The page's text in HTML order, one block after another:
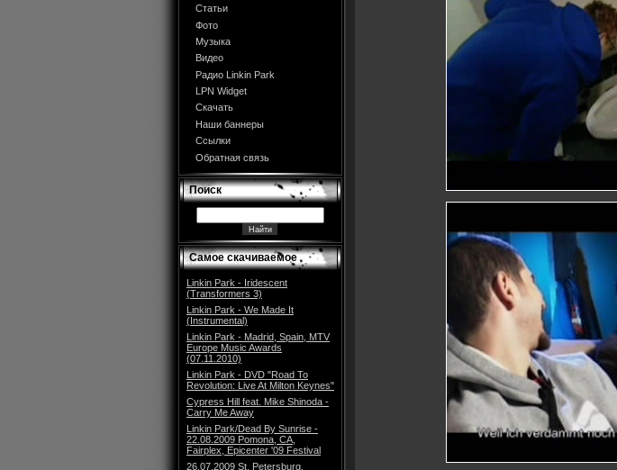
Статьи
Фото
Музыка
Видео
Радио Linkin Park
LPN Widget
Скачать
Наши баннеры
Ссылки
Обратная связь
Поиск
Самое скачиваемое
Linkin Park - Iridescent
(Transformers 3)
Linkin Park - We Made It
(Instrumental)
Linkin Park - Madrid, Spain, MTV
Europe Music Awards
(07.11.2010)
Linkin Park - DVD "Road To
Revolution: Live At Milton Keynes"
Cypress Hill feat. Mike Shinoda -
Carry Me Away
Linkin Park/Dead By Sunrise -
22.08.2009 Pomona, CA,
Fairplex, Epicenter '09 Festival
26.07.2009 St. Petersburg,